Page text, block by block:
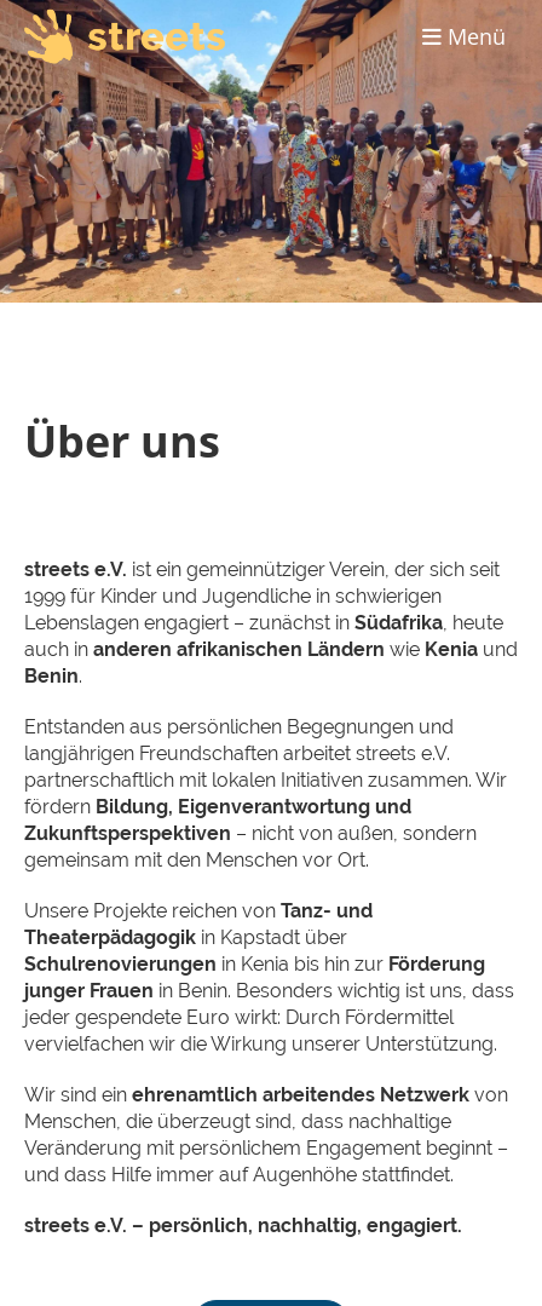
Menü
Über uns
streets e.V. ist ein gemeinnütziger Verein, der sich seit
1999 für Kinder und Jugendliche in schwierigen
Lebenslagen engagiert – zunächst in Südafrika, heute
auch in anderen afrikanischen Ländern wie Kenia und
Benin.
Entstanden aus persönlichen Begegnungen und
langjährigen Freundschaften arbeitet streets e.V.
partnerschaftlich mit lokalen Initiativen zusammen. Wir
fördern Bildung, Eigenverantwortung und
Zukunftsperspektiven – nicht von außen, sondern
gemeinsam mit den Menschen vor Ort.
Unsere Projekte reichen von Tanz- und
Theaterpädagogik in Kapstadt über
Schulrenovierungen in Kenia bis hin zur Förderung
junger Frauen in Benin. Besonders wichtig ist uns, dass
jeder gespendete Euro wirkt: Durch Fördermittel
vervielfachen wir die Wirkung unserer Unterstützung.
Wir sind ein ehrenamtlich arbeitendes Netzwerk von
Menschen, die überzeugt sind, dass nachhaltige
Veränderung mit persönlichem Engagement beginnt –
und dass Hilfe immer auf Augenhöhe stattfindet.
streets e.V. – persönlich, nachhaltig, engagiert.